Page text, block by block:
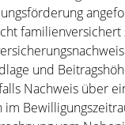
familienversichert
und
Nachweis über
im